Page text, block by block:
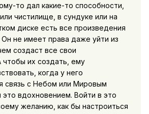
то дал какие-то способности,
чистилище, в сундуке или на
диске есть все произведения
Он не имеет права даже уйти из
создаст все свои
чтобы их создать, ему
когда у него
связь с Небом или Мировым
это вдохновением. Войти в это
желанию, как бы настроиться